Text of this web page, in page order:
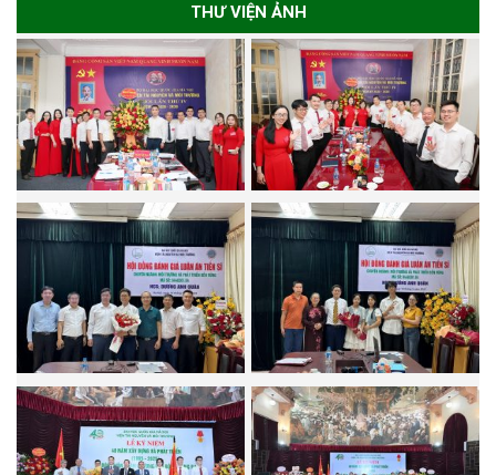
THƯ VIỆN ẢNH